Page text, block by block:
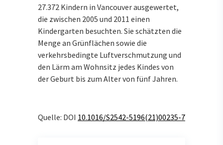
27.372 Kindern in Vancouver ausgewertet,
die zwischen 2005 und 2011 einen
Kindergarten besuchten. Sie schätzten die
Menge an Grünflächen sowie die
verkehrsbedingte Luftverschmutzung und
den Lärm am Wohnsitz jedes Kindes von
der Geburt bis zum Alter von fünf Jahren.
Quelle: DOI 10.1016/S2542-5196(21)00235-7